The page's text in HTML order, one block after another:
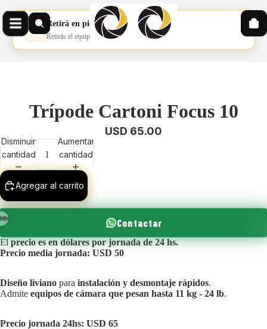
📦 Retirá en pickup
Retirás el equipo en nuestro pickup
Trípode Cartoni Focus 10
USD 65.00
Disminuir
cantidad
Aumentar
cantidad
Agregar al carrito
Contactar
Elprecio es en dólares por jornada de 24 hs.
Precio media jornada: USD 50
Diseño liviano para instalación y desmontaje rápidos.
Admite equipos de cámara que pesan hasta 11 kg - 24 lb.
Precio jornada 24hs: USD 65